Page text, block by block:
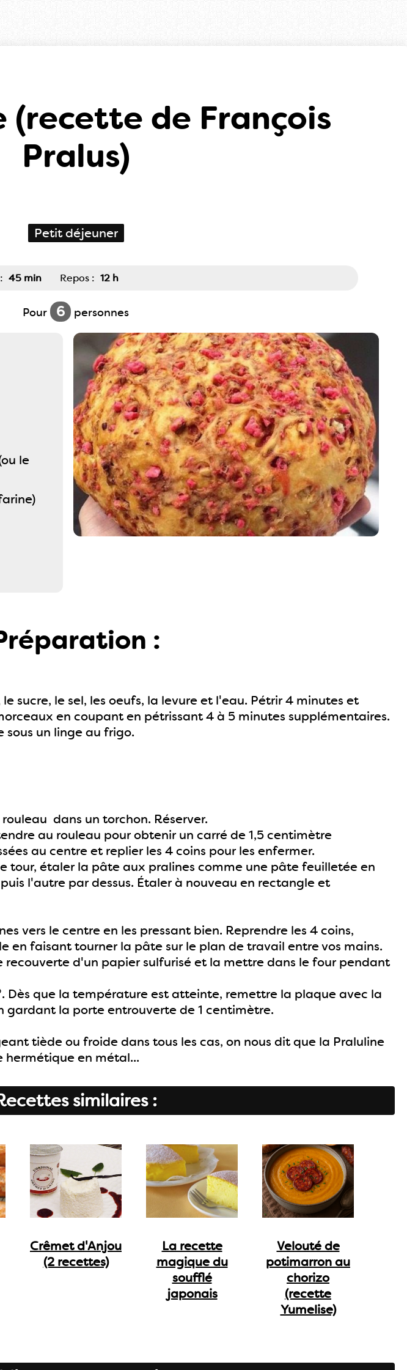
(recette de François
Pralus)
Petit déjeuner
45 min Repos : 12 h
Pour 6 personnes
le
:
sucre, le sel, les oeufs, la levure et l'eau. Pétrir 4 minutes et
en coupant en pétrissant 4 à 5 minutes supplémentaires.
sous un linge au frigo.
dans un torchon. Réserver.
au rouleau pour obtenir un carré de 1,5 centimètre
au centre et replier les 4 coins pour les enfermer.
tour, étaler la pâte aux pralines comme une pâte feuilletée en
l'autre par dessus. Étaler à nouveau en rectangle et
vers le centre en les pressant bien. Reprendre les 4 coins,
en faisant tourner la pâte sur le plan de travail entre vos mains.
recouverte d'un papier sulfurisé et la mettre dans le four pendant
Dès que la température est atteinte, remettre la plaque avec la
gardant la porte entrouverte de 1 centimètre.
tiède ou froide dans tous les cas, on nous dit que la Praluline
hermétique en métal...
similaires :
Crêmet d'Anjou
(2 recettes)
La recette
magique du
soufflé
japonais
Velouté de
potimarron au
chorizo
(recette
Yumelise)